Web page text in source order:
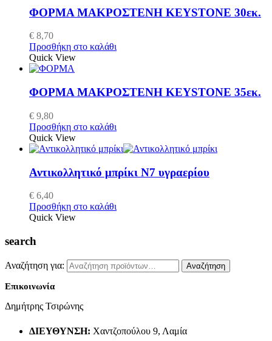
ΦΟΡΜΑ ΜΑΚΡΟΣΤΕΝΗ KEYSTONE 30εκ.
€ 8,70
Προσθήκη στο καλάθι
Quick View
ΦΟΡΜΑ ΜΑΚΡΟΣΤΕΝΗ KEYSTONE 35εκ.
€ 9,80
Προσθήκη στο καλάθι
Quick View
Αντικολλητικό μπρίκι Ν7 υγραερίου
€ 6,40
Προσθήκη στο καλάθι
Quick View
search
Αναζήτηση για: Αναζήτηση
Επικοινωνία
Δημήτρης Τσιρώνης
ΔΙΕΎΘΥΝΣΗ: Χαντζοπούλου 9, Λαμία